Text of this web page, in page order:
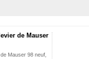
de Mauser
Mauser 98 neuf,